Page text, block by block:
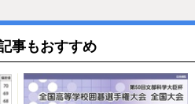
事もおすすめ